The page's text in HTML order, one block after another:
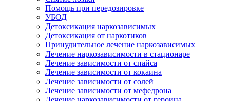
Помощь при передозировке
УБОД
Детоксикация наркозависимых
Детоксикация от наркотиков
Принудительное лечение наркозависимых
Лечение наркозависимости в стационаре
Лечение зависимости от спайса
Лечение зависимости от кокаина
Лечение зависимости от солей
Лечение зависимости от мефедрона